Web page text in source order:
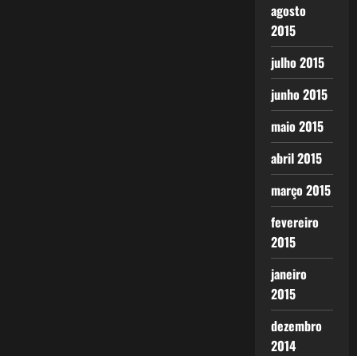
agosto
2015
julho 2015
junho 2015
maio 2015
abril 2015
março 2015
fevereiro
2015
janeiro
2015
dezembro
2014